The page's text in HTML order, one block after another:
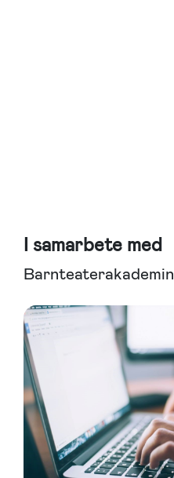
I samarbete med
Barnteaterakademin